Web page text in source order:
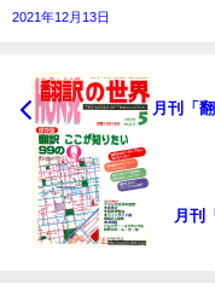
2021年12月13日
月刊「
月刊